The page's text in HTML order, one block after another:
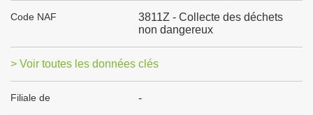
Code NAF
3811Z - Collecte des déchets
non dangereux
> Voir toutes les données clés
Filiale de -